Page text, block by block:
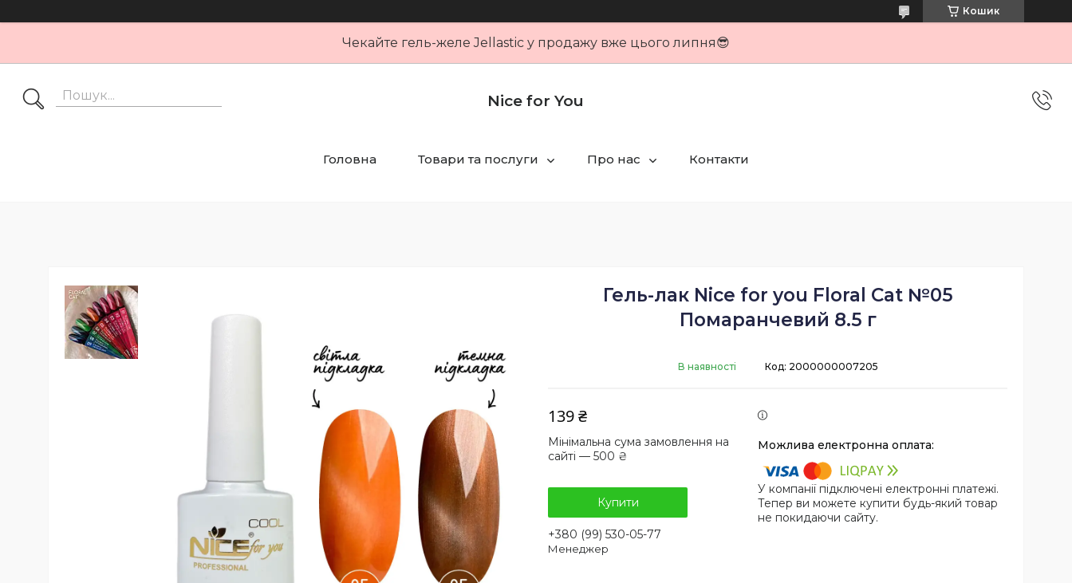
Кошик
Чекайте гель-желе Jellastic у продажу вже цього липня😎
Nice for You
Головна Товари та послуги Про нас Контакти
Гель-лак Nice for you Floral Cat №05
Помаранчевий 8.5 г
В наявності Код: 2000000007205
139 ₴
Мінімальна сума замовлення на
сайті — 500 ₴
Купити
+380 (99) 530-05-77
Менеджер
У компанії підключені електронні платежі.
Тепер ви можете купити будь-який товар
не покидаючи сайту.